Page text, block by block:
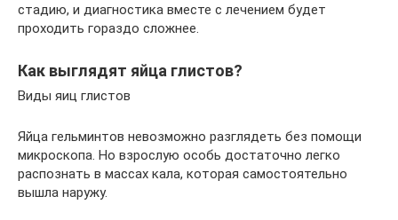
стадию, и диагностика вместе с лечением будет
проходить гораздо сложнее.
Как выглядят яйца глистов?
Виды яиц глистов
Яйца гельминтов невозможно разглядеть без помощи
микроскопа. Но взрослую особь достаточно легко
распознать в массах кала, которая самостоятельно
вышла наружу.